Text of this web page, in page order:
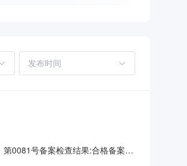
0081号备案检查结果:合格备案机